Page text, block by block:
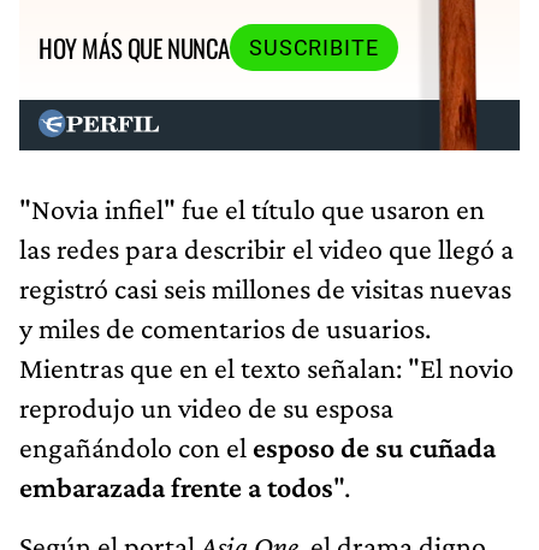
HOY MÁS QUE NUNCA
SUSCRIBITE
"Novia infiel" fue el título que usaron en
las redes para describir el video que llegó a
registró casi seis millones de visitas nuevas
y miles de comentarios de usuarios.
Mientras que en el texto señalan: "El novio
reprodujo un video de su esposa
engañándolo con el esposo de su cuñada
embarazada frente a todos".